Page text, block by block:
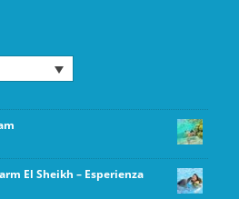
El Sheikh – Esperienza